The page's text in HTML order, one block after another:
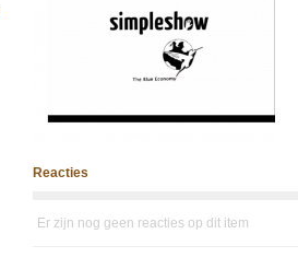
Reacties
Er zijn nog geen reacties op dit item